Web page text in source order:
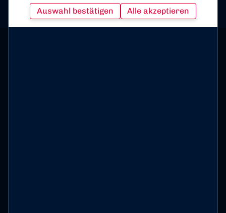
Auswahl bestätigen Alle akzeptieren